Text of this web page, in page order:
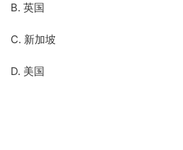
B. 英国
C. 新加坡
D. 美国